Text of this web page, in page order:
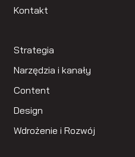
Kontakt
Strategia
Narzędzia i kanały
Content
Design
Wdrożenie i Rozwój